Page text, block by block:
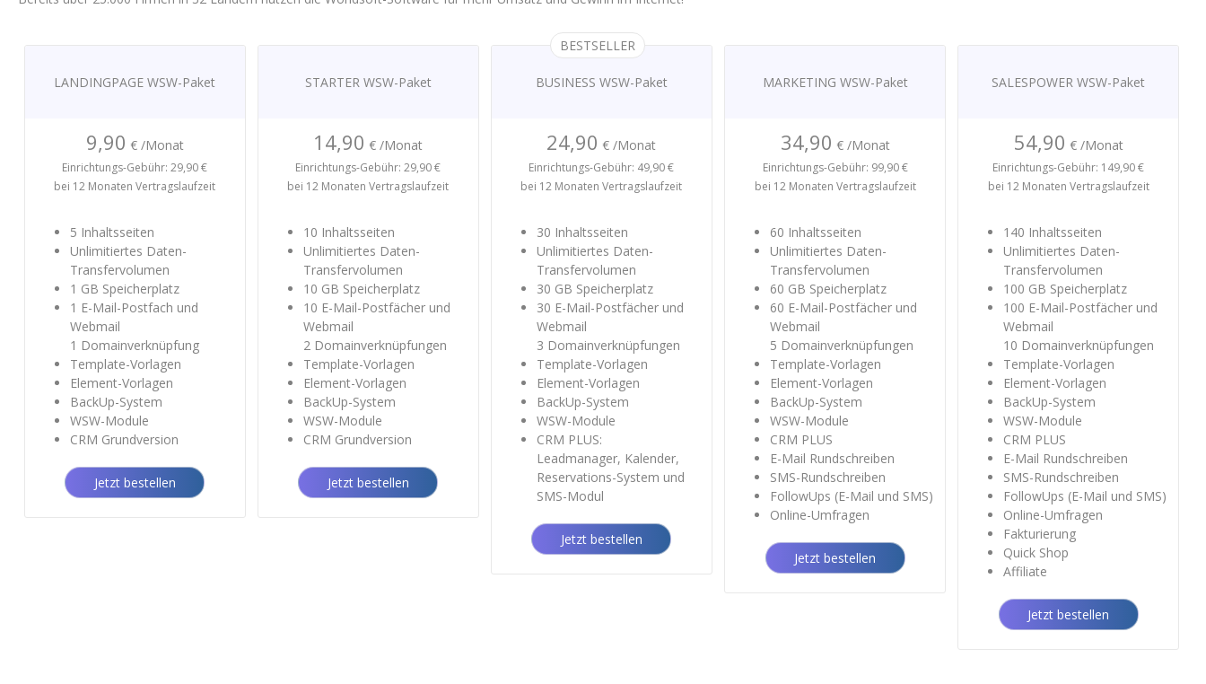
LANDINGPAGE WSW-Paket
9,90 € /Monat
Einrichtungs-Gebühr: 29,90 €
bei 12 Monaten Vertragslaufzeit
5 Inhaltsseiten
Unlimitiertes Daten-
Transfervolumen
1 GB Speicherplatz
1 E-Mail-Postfach und
Webmail
1 Domainverknüpfung
Template-Vorlagen
Element-Vorlagen
BackUp-System
WSW-Module
CRM Grundversion
Jetzt bestellen
STARTER WSW-Paket
14,90 € /Monat
Einrichtungs-Gebühr: 29,90 €
bei 12 Monaten Vertragslaufzeit
10 Inhaltsseiten
Unlimitiertes Daten-
Transfervolumen
10 GB Speicherplatz
10 E-Mail-Postfächer und
Webmail
2 Domainverknüpfungen
Template-Vorlagen
Element-Vorlagen
BackUp-System
WSW-Module
CRM Grundversion
Jetzt bestellen
BESTSELLER
BUSINESS WSW-Paket
24,90 € /Monat
Einrichtungs-Gebühr: 49,90 €
bei 12 Monaten Vertragslaufzeit
30 Inhaltsseiten
Unlimitiertes Daten-
Transfervolumen
30 GB Speicherplatz
30 E-Mail-Postfächer und
Webmail
3 Domainverknüpfungen
Template-Vorlagen
Element-Vorlagen
BackUp-System
WSW-Module
CRM PLUS:
Leadmanager, Kalender,
Reservations-System und
SMS-Modul
Jetzt bestellen
MARKETING WSW-Paket
34,90 € /Monat
Einrichtungs-Gebühr: 99,90 €
bei 12 Monaten Vertragslaufzeit
60 Inhaltsseiten
Unlimitiertes Daten-
Transfervolumen
60 GB Speicherplatz
60 E-Mail-Postfächer und
Webmail
5 Domainverknüpfungen
Template-Vorlagen
Element-Vorlagen
BackUp-System
WSW-Module
CRM PLUS
E-Mail Rundschreiben
SMS-Rundschreiben
FollowUps (E-Mail und SMS)
Online-Umfragen
Jetzt bestellen
SALESPOWER WSW-Paket
54,90 € /Monat
Einrichtungs-Gebühr: 149,90 €
​​​​​​​bei 12 Monaten Vertragslaufzeit
140 Inhaltsseiten
Unlimitiertes Daten-
Transfervolumen
100 GB Speicherplatz
100 E-Mail-Postfächer und
Webmail
10 Domainverknüpfungen
Template-Vorlagen
Element-Vorlagen
BackUp-System
WSW-Module
CRM PLUS
E-Mail Rundschreiben
SMS-Rundschreiben
FollowUps (E-Mail und SMS)
Online-Umfragen
Fakturierung
Quick Shop
Affiliate
Jetzt bestellen